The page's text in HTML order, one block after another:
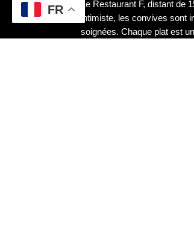
Le Restaurant F, distant de
intimiste, les convives sont
soignées. Chaque plat est
FR